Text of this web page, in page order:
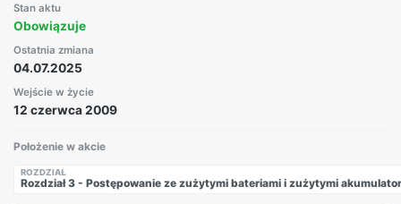
Stan aktu
Obowiązuje
Ostatnia zmiana
04.07.2025
Wejście w życie
12 czerwca 2009
Położenie w akcie
ROZDZIAŁ
Rozdział 3 - Postępowanie ze zużytymi bateriami i zużytymi